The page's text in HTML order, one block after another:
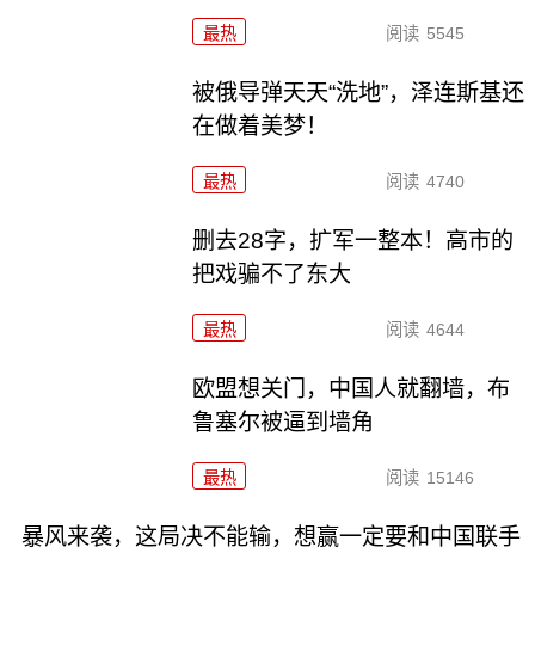
最热 阅读 5545
被俄导弹天天“洗地”，泽连斯基还
在做着美梦！
最热 阅读 4740
删去28字，扩军一整本！高市的
把戏骗不了东大
最热 阅读 4644
欧盟想关门，中国人就翻墙，布
鲁塞尔被逼到墙角
最热 阅读 15146
暴风来袭，这局决不能输，想赢一定要和中国联手